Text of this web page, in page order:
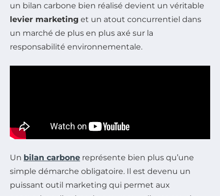
un bilan carbone bien réalisé devient un véritable
levier marketing et un atout concurrentiel dans
un marché de plus en plus axé sur la
responsabilité environnementale.
Un bilan carbone représente bien plus qu’une
simple démarche obligatoire. Il est devenu un
puissant outil marketing qui permet aux